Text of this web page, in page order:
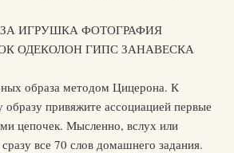
ИГРУШКА ФОТОГРАФИЯ
ОДЕКОЛОН ГИПС ЗАНАВЕСКА
образа методом Цицерона. К
привяжите ассоциацией первые
цепочек. Мысленно, вслух или
все 70 слов домашнего задания.